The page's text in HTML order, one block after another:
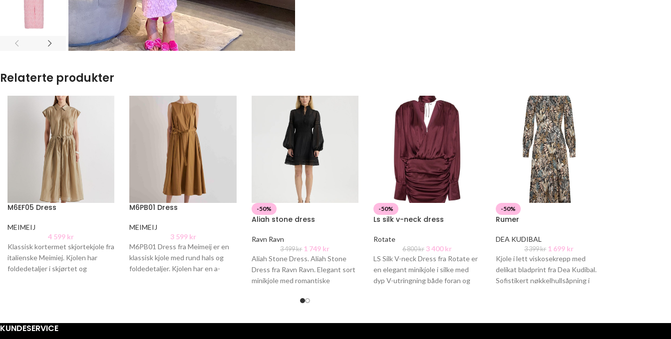
Relaterte produkter
M6EF05 Dress
MEIMEIJ
4 599 kr
Klassisk kortermet skjortekjole fra
italienske Meimiej. Kjolen har
foldedetaljer i skjørtet og
M6PB01 Dress
MEIMEIJ
3 599 kr
M6PB01 Dress fra Meimeij er en
klassisk kjole med rund hals og
foldedetaljer. Kjolen har en a-
-50%
Aliah stone dress
Ravn Ravn
3 499kr 1 749 kr
Aliah Stone Dress. Aliah Stone
Dress fra Ravn Ravn. Elegant sort
minikjole med romantiske
-50%
Ls silk v-neck dress
Rotate
6 800kr 3 400kr
LS Silk V-neck Dress fra Rotate er
en elegant minikjole i silke med
dyp V-utringning både foran og
-50%
Rumer
DEA KUDIBAL
3 399kr 1 699 kr
Kjole i lett viskosekrepp med
delikat bladprint fra Dea Kudibal.
Sofistikert nøkkelhullsåpning i
KUNDESERVICE